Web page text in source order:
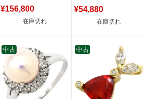
¥156,800
在庫切れ
¥54,880
在庫切れ
中古 中古